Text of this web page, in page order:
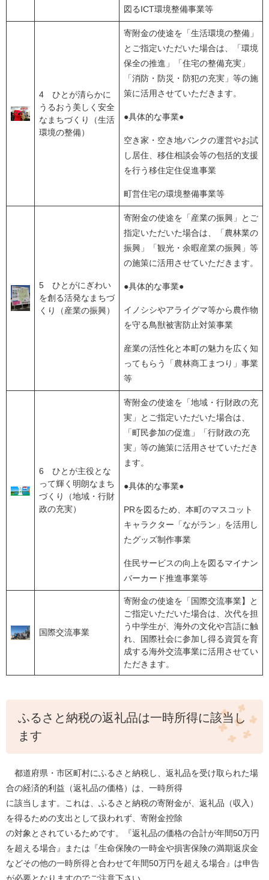
図るICT環境整備事業等
4 ひとが清らかに
うるおう美しく安全
なまちづくり（生活
環境の整備）
寄附金の使途を「生活環境の整備」
とご指定いただいた場合は、「環境
保全の推進」「住宅の整備充実」
「消防・防災・防犯の充実」等の施
策に活用させていただきます。
●具体的な事業●
空き家・空き地バンクの運営やお試
し居住、移住相談会等の包括的支援
を行う移住定住促進事業
町営住宅の環境整備事業等
5 ひとがにぎわい
を創る活発なまちづ
くり（産業の振興）
寄附金の使途を「産業の振興」とご
指定いただいた場合は、「農林業の
振興」「観光・余暇産業の振興」等
の施策に活用させていただきます。
●具体的な事業●
イノシシやアライグマ等から農作物
を守る鳥獣被害防止対策事業
産業の活性化と本町の魅力を広く知
ってもらう「農林商工まつり」事業
等
6 ひとが主役とな
って輝く明朗なまち
づくり（地域・行財
政の充実）
寄附金の使途を「地域・行財政の充
実」とご指定いただいた場合は、
「町民参加の促進」「行財政の充
実」等の施策に活用させていただき
ます。
●具体的な事業●
PRを図るため、本町のマスコット
キャラクター「ながラン」を活用し
たグッズ制作事業
住民サービスの向上を図るマイナン
バーカード推進事業等
国際交流事業
寄附金の使途を「国際交流事業】と
ご指定いただいた場合は、次代を担
う中学生が、海外の文化や言語に触
れ、国際社会に参加し得る資質を育
成する海外交流事業に活用させてい
ただきます。
ふるさと納税の返礼品は一時所得に該当し
ます
都道府県・市区町村にふるさと納税し、返礼品を受け取られた場
合の経済的利益（返礼品の価格）は、一時所得
に該当します。これは、ふるさと納税の寄附金が、返礼品（収入）
を得るための支出として扱われず、寄附金控除
の対象とされているためです。『返礼品の価格の合計が年間50万円
を超える場合』または『生命保険の一時金や損害保険の満期返戻金
などその他の一時所得と合わせて年間50万円を超える場合』は申告